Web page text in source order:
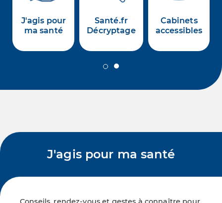
slide 1slide 2
J'agis pour
ma santé
Santé.fr
Décryptage
Cabinets
accessibles
J'agis pour ma santé